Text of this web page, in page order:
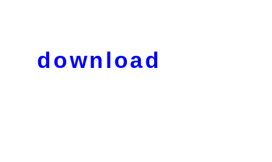
download